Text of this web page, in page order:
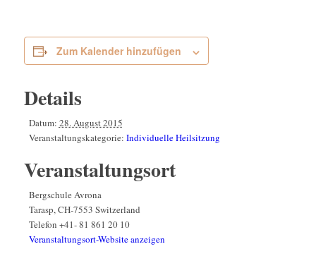
Zum Kalender hinzufügen
Details
Datum: 28. August 2015
Veranstaltungskategorie: Individuelle Heilsitzung
Veranstaltungsort
Bergschule Avrona
Tarasp,CH-7553 Switzerland
Telefon +41- 81 861 20 10
Veranstaltungsort-Website anzeigen